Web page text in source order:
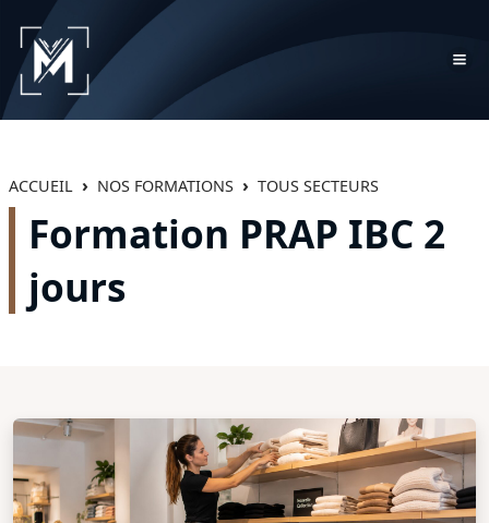
ACCUEIL NOS FORMATIONS TOUS SECTEURS
Formation PRAP IBC 2
jours